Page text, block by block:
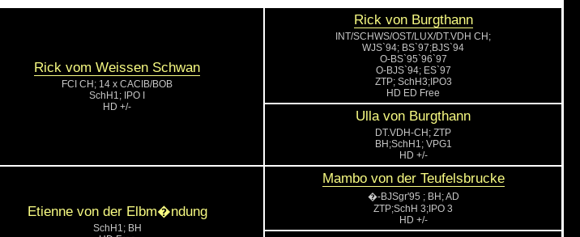
Rick vom Weissen Schwan
FCI CH; 14 x CACIB/BOB
SchH1; IPO I
HD +/-
Rick von Burgthann
INT/SCHWS/OST/LUX/DT.VDH CH;
WJS`94; BS`97;BJS`94
O-BS`95`96`97
O-BJS`94; ES`97
ZTP; SchH3;IPO3
HD ED Free
Ulla von Burgthann
DT.VDH-CH; ZTP
BH;SchH1; VPG1
HD +/-
Etienne von der Elbm�ndung
SchH1; BH
Mambo von der Teufelsbrucke
�-BJSgr'95 ; BH; AD
ZTP;SchH 3;IPO 3
HD +/-